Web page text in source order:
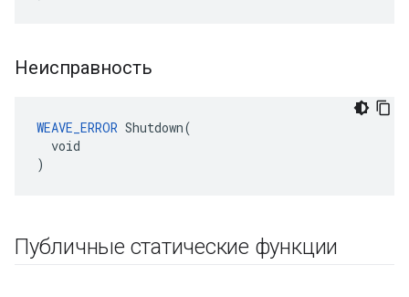
Неисправность
WEAVE_ERROR Shutdown(
  void
)
Публичные статические функции